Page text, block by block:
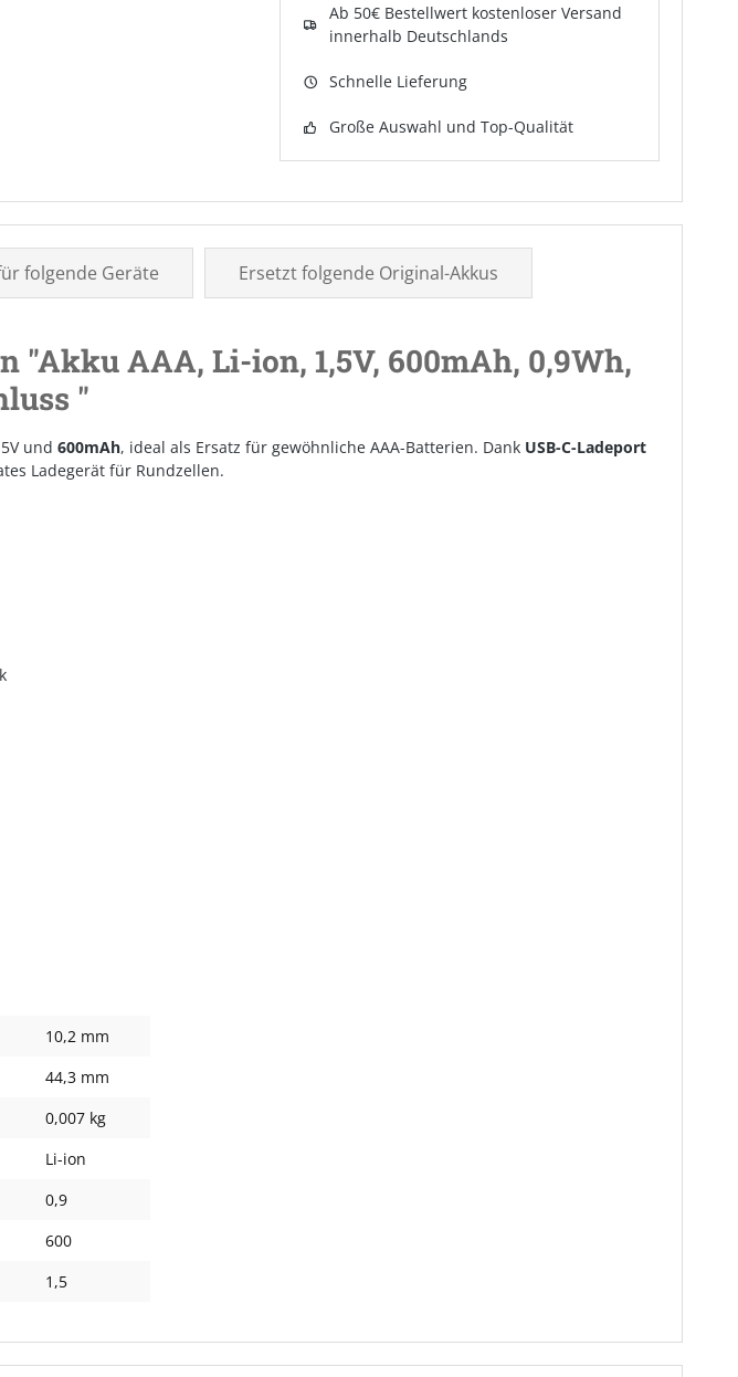
Ab 50€ Bestellwert kostenloser Versand
innerhalb Deutschlands
Schnelle Lieferung
Große Auswahl und Top-Qualität
folgende Geräte Ersetzt folgende Original-Akkus
AAA, Li-ion, 1,5V, 600mAh, 0,9Wh,
"
und 600mAh, ideal als Ersatz für gewöhnliche AAA-Batterien. Dank USB-C-Ladeport
Ladegerät für Rundzellen.
10,2 mm
44,3 mm
0,007 kg
Li-ion
0,9
600
1,5